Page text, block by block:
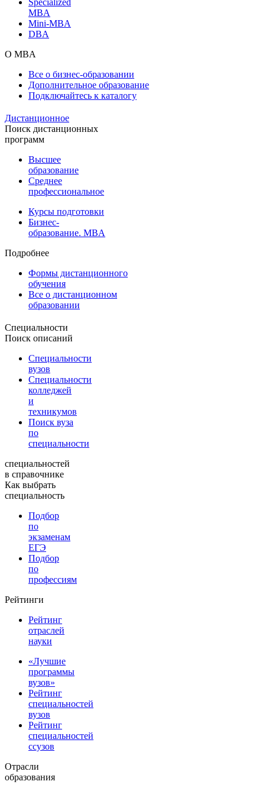
MBA
Mini-MBA
DBA
О MBA
Все о бизнес-образовании
Дополнительное образование
Подключайтесь к каталогу
Дистанционное
Поиск дистанционных
программ
Высшее
образование
Среднее
профессиональное
Курсы подготовки
Бизнес-
образование. MBA
Подробнее
Формы дистанционного
обучения
Все о дистанционном
образовании
Специальности
Поиск описаний
Специальности
вузов
Специальности
колледжей
и
техникумов
Поиск вуза
по
специальности
специальностей
в справочнике
Как выбрать
специальность
Подбор
по
экзаменам
ЕГЭ
Подбор
по
профессиям
Рейтинги
Рейтинг
отраслей
науки
«Лучшие
программы
вузов»
Рейтинг
специальностей
вузов
Рейтинг
специальностей
ссузов
Отрасли
образования